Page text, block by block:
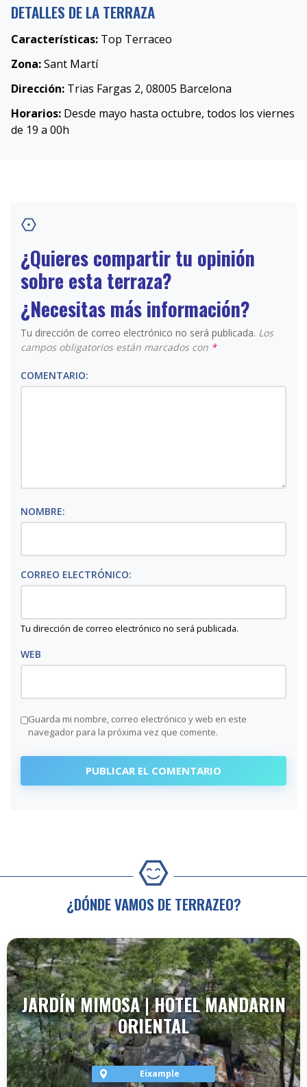
DETALLES DE LA TERRAZA
Características: Top Terraceo
Zona:Sant Martí
Dirección: Trias Fargas 2, 08005 Barcelona
Horarios: Desde mayo hasta octubre, todos los viernes
de 19 a 00h
¿Quieres compartir tu opinión
sobre esta terraza?
¿Necesitas más información?
Tu dirección de correo electrónico no será publicada. Los
campos obligatorios están marcados con *
COMENTARIO:
NOMBRE:
CORREO ELECTRÓNICO:
Tu dirección de correo electrónico no será publicada.
WEB
Guarda mi nombre, correo electrónico y web en este
navegador para la próxima vez que comente.
¿DÓNDE VAMOS DE TERRAZEO?
JARDÍN MIMOSA | HOTEL MANDARIN
ORIENTAL
Eixample